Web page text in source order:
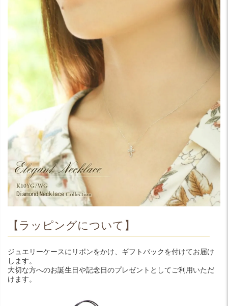
【ラッピングについて】
ジュエリーケースにリボンをかけ、ギフトバックを付けてお届け
します。
大切な方へのお誕生日や記念日のプレゼントとしてご利用いただ
けます。